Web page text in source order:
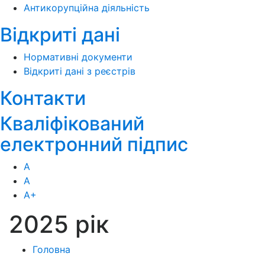
Антикорупційна діяльність
Відкриті дані
Нормативні документи
Відкриті дані з реєстрів
Контакти
Кваліфікований
електронний підпис
А
А
А+
2025 рік
Головна